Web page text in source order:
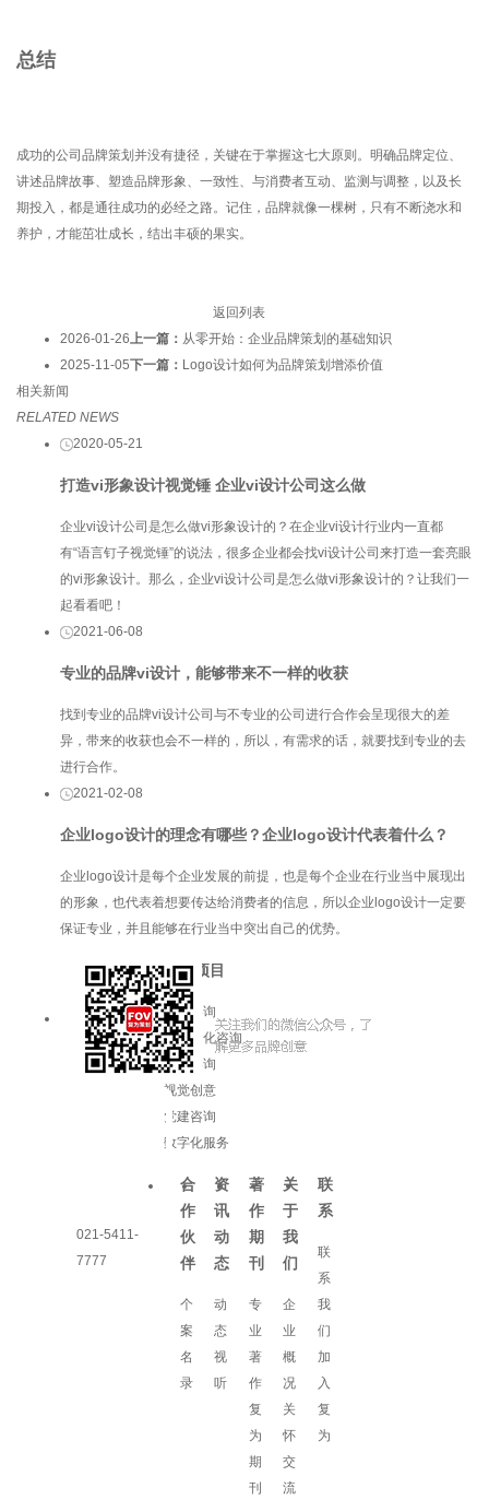
总结
成功的公司品牌策划并没有捷径，关键在于掌握这七大原则。明确品牌定位、
讲述品牌故事、塑造品牌形象、一致性、与消费者互动、监测与调整，以及长
期投入，都是通往成功的必经之路。记住，品牌就像一棵树，只有不断浇水和
养护，才能茁壮成长，结出丰硕的果实。
返回列表
2026-01-26上一篇： 从零开始：企业品牌策划的基础知识
2025-11-05下一篇： Logo设计如何为品牌策划增添价值
相关新闻
RELATED NEWS
2020-05-21
打造vi形象设计视觉锤 企业vi设计公司这么做
企业vi设计公司是怎么做vi形象设计的？在企业vi设计行业内一直都
有“语言钉子视觉锤”的说法，很多企业都会找vi设计公司来打造一套亮眼
的vi形象设计。那么，企业vi设计公司是怎么做vi形象设计的？让我们一
起看看吧！
2021-06-08
专业的品牌vi设计，能够带来不一样的收获
找到专业的品牌vi设计公司与不专业的公司进行合作会呈现很大的差
异，带来的收获也会不一样的，所以，有需求的话，就要找到专业的去
进行合作。
2021-02-08
企业logo设计的理念有哪些？企业logo设计代表着什么？
企业logo设计是每个企业发展的前提，也是每个企业在行业当中展现出
的形象，也代表着想要传达给消费者的信息，所以企业logo设计一定要
保证专业，并且能够在行业当中突出自己的优势。
021-5411-
7777
服务项目
品牌咨询
企业文化咨询
增长咨询
视觉创意
党建咨询
数字化服务
合
作
伙
伴
个
案
名
录
资
讯
动
态
动
态
视
听
著
作
期
刊
专
业
著
作
复
为
期
刊
关
于
我
们
企
业
概
况
关
怀
交
流
联
系
联
系
我
们
加
入
复
为